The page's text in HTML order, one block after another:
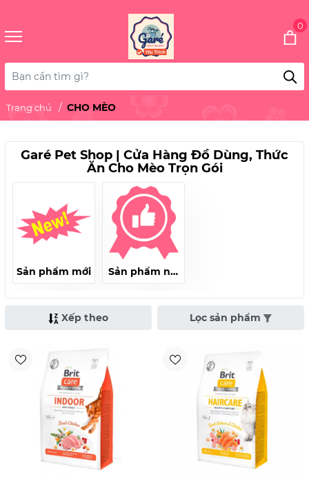
0
Trang chủ CHO MÈO
Garé Pet Shop | Cửa Hàng Đồ Dùng, Thức
Ăn Cho Mèo Trọn Gói
Sản phẩm mới
Sản phẩm nổi
Xếp theo Lọc sản phẩm